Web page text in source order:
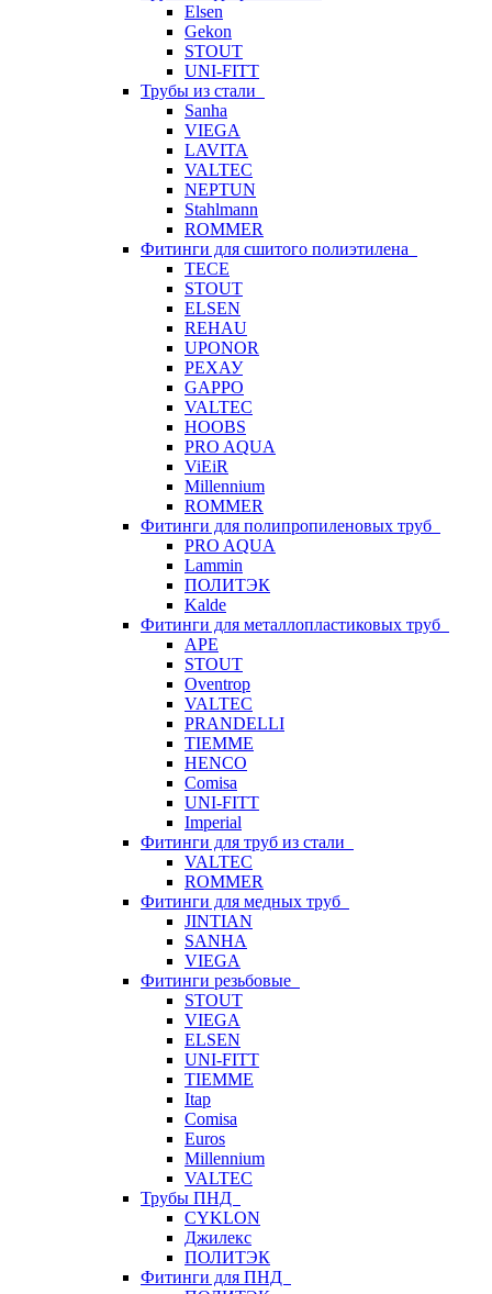
Elsen
Gekon
STOUT
UNI-FITT
Трубы из стали
Sanha
VIEGA
LAVITA
VALTEC
NEPTUN
Stahlmann
ROMMER
Фитинги для сшитого полиэтилена
TECE
STOUT
ELSEN
REHAU
UPONOR
РЕХАУ
GAPPO
VALTEC
HOOBS
PRO AQUA
ViEiR
Millennium
ROMMER
Фитинги для полипропиленовых труб
PRO AQUA
Lammin
ПОЛИТЭК
Kalde
Фитинги для металлопластиковых труб
APE
STOUT
Oventrop
VALTEC
PRANDELLI
TIEMME
HENCO
Comisa
UNI-FITT
Imperial
Фитинги для труб из стали
VALTEC
ROMMER
Фитинги для медных труб
JINTIAN
SANHA
VIEGA
Фитинги резьбовые
STOUT
VIEGA
ELSEN
UNI-FITT
TIEMME
Itap
Comisa
Euros
Millennium
VALTEC
Трубы ПНД
CYKLON
Джилекс
ПОЛИТЭК
Фитинги для ПНД